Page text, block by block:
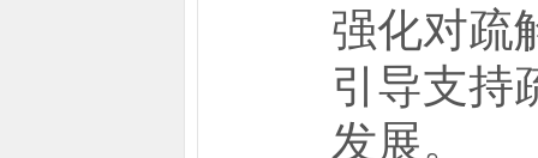
强化对疏
引导支持
发展。